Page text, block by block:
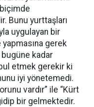
Bunu yurttaşları
uygulayan bir
gerek
bugüne kadar
etmek gerekir ki
iyi yönetemedi.
vardır” ile “Kürt
bir gelmektedir.